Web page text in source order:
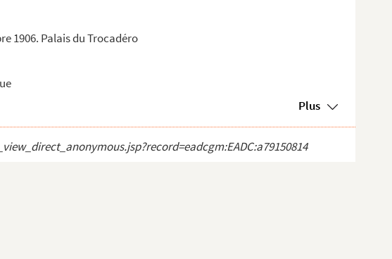
1906. Palais du Trocadéro
Plus